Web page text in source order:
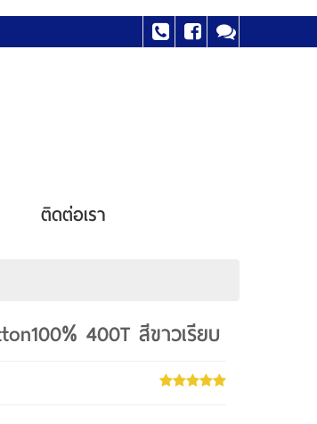
ติดต่อเรา
400T สีขาวเรียบ